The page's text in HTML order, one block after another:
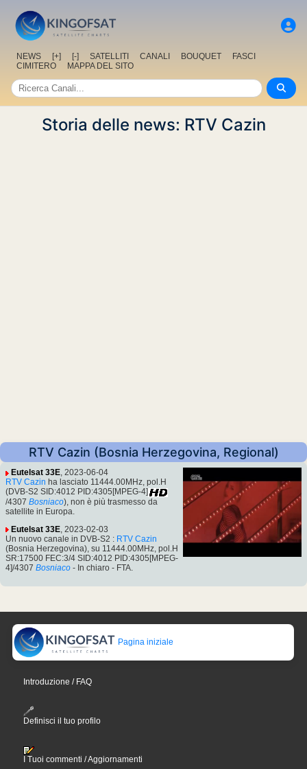
NEWS [+] [-] SATELLITI CANALI BOUQUET
FASCI
CIMITERO
MAPPA DEL SITO
Storia delle news: RTV Cazin
RTV Cazin (Bosnia Herzegovina, Regional)
Eutelsat 33E, 2023-06-04
RTV Cazin ha lasciato 11444.00MHz, pol.H
(DVB-S2 SID:4012 PID:4305[MPEG-4]
/4307 Bosniaco), non è più trasmesso da
satellite in Europa.
Eutelsat 33E , 2023-02-03
Un nuovo canale in DVB-S2 : RTV Cazin
(Bosnia Herzegovina), su 11444.00MHz, pol.H
SR:17500 FEC:3/4 SID:4012 PID:4305[MPEG-
4]/4307 Bosniaco - In chiaro - FTA.
Pagina iniziale
Introduzione / FAQ
Definisci il tuo profilo
I Tuoi commenti / Aggiornamenti